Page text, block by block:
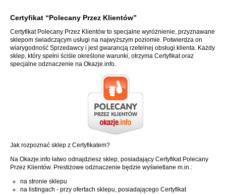
Certyfikat “Polecany Przez Klientów”
Certyfikat Polecany Przez Klientów to specjalne wyróżnienie, przyznawane
sklepom świadczącym usługi na najwyższym poziomie. Potwierdza on
wiarygodność Sprzedawcy i jest gwarancją rzetelnej obsługi klienta. Każdy
sklep, który spełni ściśle określone warunki, otrzyma Certyfikat oraz
specjalne odznaczenie na Okazje.info.
Jak rozpoznać sklep z Certyfikatem?
Na Okazje.info łatwo odnajdziesz sklep, posiadający Certyfikat Polecany
Przez Klientów. Prestiżowe odznaczenie będzie wyświetlane m.in.:
na stronie sklepu
na listingach - przy ofertach sklepu, posiadającego Certyfikat